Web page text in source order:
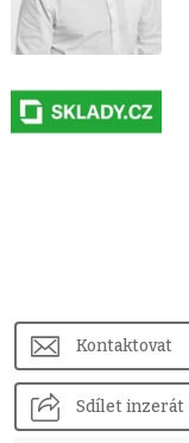
Kontaktovat
Sdílet inzerát